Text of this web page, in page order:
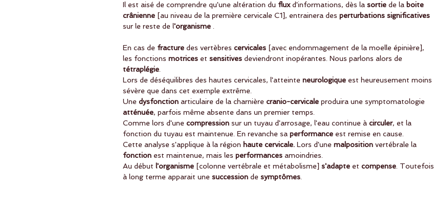
Il est aisé de comprendre qu'une altération du flux d'informations, dès la sortie de la boite
crânienne [au niveau de la première cervicale C1], entrainera des perturbations significatives
sur le reste de l'organisme .
En cas de fracture des vertèbres cervicales [avec endommagement de la moelle épinière],
les fonctions motrices et sensitives deviendront inopérantes. Nous parlons alors de
tétraplégie.
Lors de déséquilibres des hautes cervicales, l'atteinte neurologique est heureusement moins
sévère que dans cet exemple extrême.
Une dysfonction articulaire de la charnière cranio-cervicale produira une symptomatologie
atténuée, parfois même absente dans un premier temps.
Comme lors d'une compression sur un tuyau d'arrosage, l'eau continue à circuler, et la
fonction du tuyau est maintenue. En revanche sa performance est remise en cause.
Cette analyse s'applique à la région haute cervicale. Lors d'une malposition vertébrale la
fonction est maintenue, mais les performances amoindries.
Au début l'organisme [colonne vertébrale et métabolisme] s'adapte et compense. Toutefois
à long terme apparait une succession de symptômes.